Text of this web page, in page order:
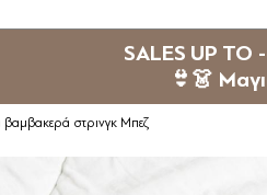
SALES UP
👙👗
βαμβακερά στρινγκ Μπεζ